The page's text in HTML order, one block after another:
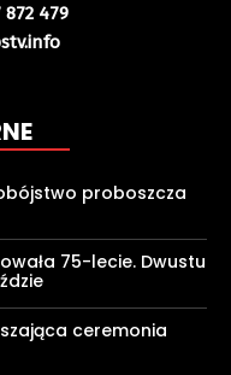
872 479
proboszcza
75-lecie. Dwustu
ceremonia